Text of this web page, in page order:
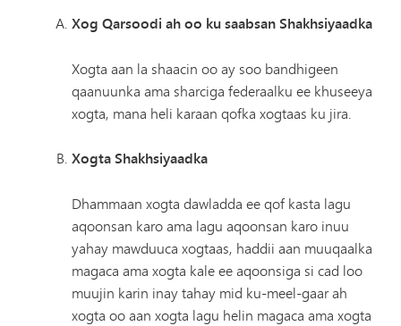
Xog Qarsoodi ah oo ku saabsan Shakhsiyaadka
Xogta aan la shaacin oo ay soo bandhigeen
qaanuunka ama sharciga federaalku ee khuseeya
xogta, mana heli karaan qofka xogtaas ku jira.
Xogta Shakhsiyaadka
Dhammaan xogta dawladda ee qof kasta lagu
aqoonsan karo ama lagu aqoonsan karo inuu
yahay mawduuca xogtaas, haddii aan muuqaalka
magaca ama xogta kale ee aqoonsiga si cad loo
muujin karin inay tahay mid ku-meel-gaar ah
xogta oo aan xogta lagu helin magaca ama xogta